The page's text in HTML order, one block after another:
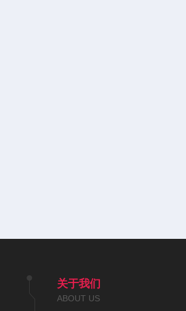
关于我们
ABOUT US